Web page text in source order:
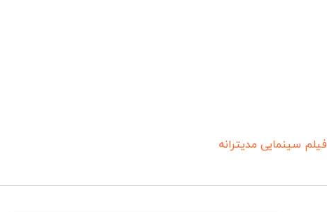
فیلم سینمایی مدیترانه